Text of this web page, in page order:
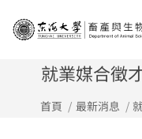
就業媒合徵
首頁 最新消息